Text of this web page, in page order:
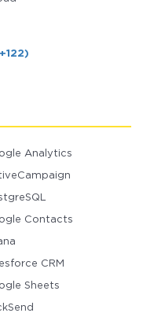
Analytics
Contacts
CRM
Sheets